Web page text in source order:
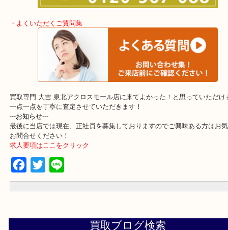
・事前相談はお電話で解決
・よくいただくご質問集
一点一点を丁寧に査定させていただきます！